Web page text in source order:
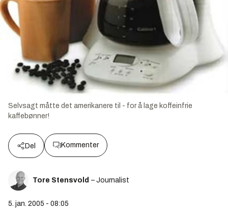
Selvsagt måtte det amerikanere til - for å lage koffeinfrie
kaffebønner!
Del Kommenter
Tore Stensvold – Journalist
5. jan. 2005 - 08:05